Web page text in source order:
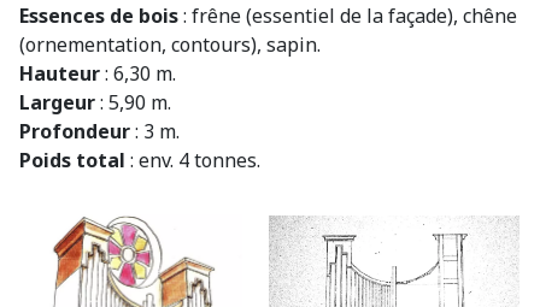
Essences de bois: frêne (essentiel de la façade), chêne
(ornementation, contours), sapin.
Hauteur: 6,30 m.
Largeur: 5,90 m.
Profondeur: 3 m.
Poids total : env. 4 tonnes.